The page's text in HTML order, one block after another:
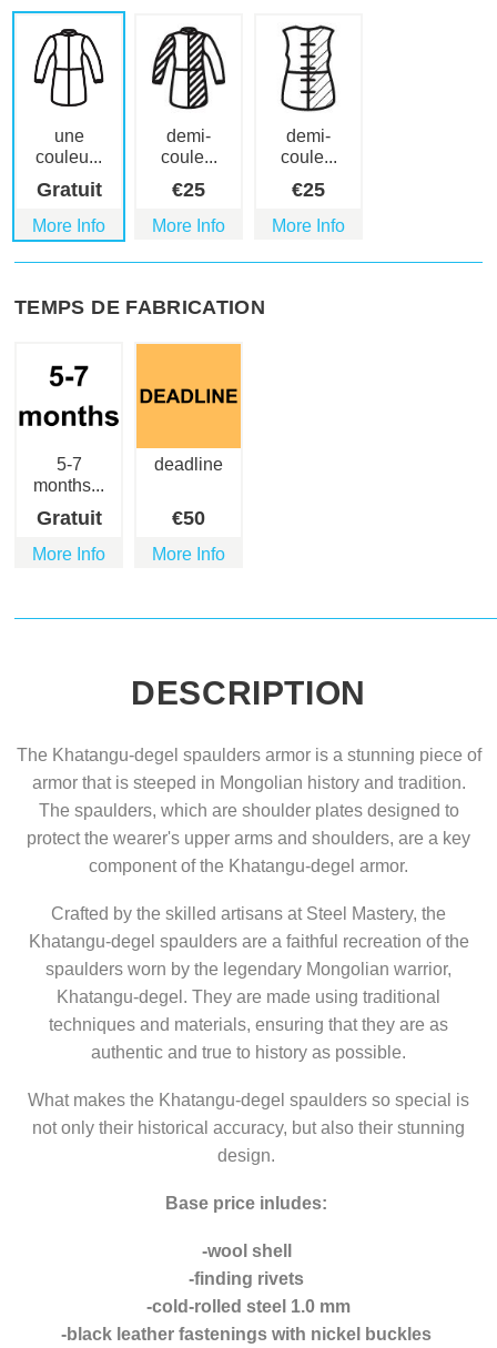
une
couleu...
Gratuit
More Info
demi-
coule...
€25
More Info
demi-
coule...
€25
More Info
TEMPS DE FABRICATION
5-7
months...
Gratuit
More Info
deadline
€50
More Info
DESCRIPTION
The Khatangu-degel spaulders armor is a stunning piece of
armor that is steeped in Mongolian history and tradition.
The spaulders, which are shoulder plates designed to
protect the wearer's upper arms and shoulders, are a key
component of the Khatangu-degel armor.
Crafted by the skilled artisans at Steel Mastery, the
Khatangu-degel spaulders are a faithful recreation of the
spaulders worn by the legendary Mongolian warrior,
Khatangu-degel. They are made using traditional
techniques and materials, ensuring that they are as
authentic and true to history as possible.
What makes the Khatangu-degel spaulders so special is
not only their historical accuracy, but also their stunning
design.
Base price inludes:
-wool shell
-finding rivets
-cold-rolled steel 1.0 mm
-black leather fastenings with nickel buckles